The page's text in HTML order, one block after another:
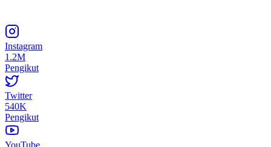
Instagram
1.2M
Pengikut
Twitter
540K
Pengikut